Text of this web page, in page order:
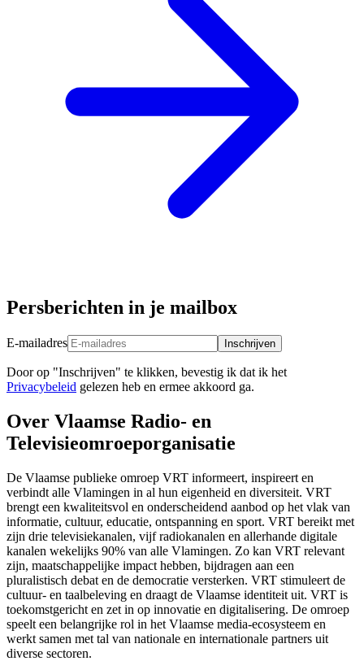
Persberichten in je mailbox
E-mailadres Inschrijven
Door op "Inschrijven" te klikken, bevestig ik dat ik het
Privacybeleid gelezen heb en ermee akkoord ga.
Over Vlaamse Radio- en
Televisieomroeporganisatie
De Vlaamse publieke omroep VRT informeert, inspireert en
verbindt alle Vlamingen in al hun eigenheid en diversiteit. VRT
brengt een kwaliteitsvol en onderscheidend aanbod op het vlak van
informatie, cultuur, educatie, ontspanning en sport. VRT bereikt met
zijn drie televisiekanalen, vijf radiokanalen en allerhande digitale
kanalen wekelijks 90% van alle Vlamingen. Zo kan VRT relevant
zijn, maatschappelijke impact hebben, bijdragen aan een
pluralistisch debat en de democratie versterken. VRT stimuleert de
cultuur- en taalbeleving en draagt de Vlaamse identiteit uit. VRT is
toekomstgericht en zet in op innovatie en digitalisering. De omroep
speelt een belangrijke rol in het Vlaamse media-ecosysteem en
werkt samen met tal van nationale en internationale partners uit
diverse sectoren.